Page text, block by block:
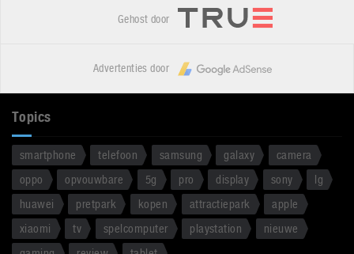
Gehost door
Advertenties door
Topics
smartphone telefoon samsung galaxy
camera
oppo
opvouwbare 5g pro display sony
lg
huawei
pretpark kopen attractiepark
apple
xiaomi
tv spelcomputer playstation
nieuwe